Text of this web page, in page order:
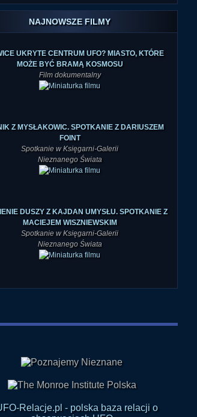
NAJNOWSZE FILMY
UKRYTE CENTRUM UFO? MIASTO, KTÓRE
MOŻE BYĆ BRAMĄ KOSMOSU
Film dokumentalny
Z MYSŁAKOWIC. SPOTKANIE Z DARIUSZEM
FOINT
Spotkanie w Księgarni-Galerii
Nieznanego Świata
DUSZY Z KAJDAN UMYSŁU. SPOTKANIE Z
MACIEJEM WISZNIEWSKIM
Spotkanie w Księgarni-Galerii
Nieznanego Świata